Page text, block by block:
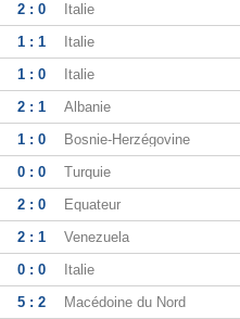
2 : 0 Italie
1 : 1 Italie
1 : 0 Italie
2 : 1 Albanie
1 : 0 Bosnie-Herzégovine
0 : 0 Turquie
2 : 0 Équateur
2 : 1 Venezuela
0 : 0 Italie
5 : 2 Macédoine du Nord